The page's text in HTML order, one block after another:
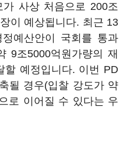
사상 처음으로 200조
이 예상됩니다. 최근 13
예산안이 국회를 통과
9조5000억원가량의 재
할 예정입니다. 이번 PD
될 경우(입찰 강도가 약
로 이어질 수 있다는 우